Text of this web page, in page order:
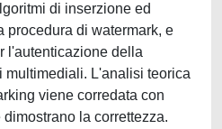
di inserzione ed
procedura di watermark, e
l'autenticazione della
multimediali. L'analisi teorica
viene corredata con
la correttezza.